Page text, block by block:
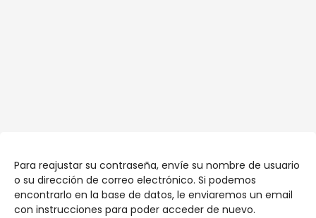
Para reajustar su contraseña, envíe su nombre de usuario
o su dirección de correo electrónico. Si podemos
encontrarlo en la base de datos, le enviaremos un email
con instrucciones para poder acceder de nuevo.